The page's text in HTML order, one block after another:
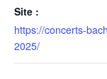
Site :
https://concerts-
2025/